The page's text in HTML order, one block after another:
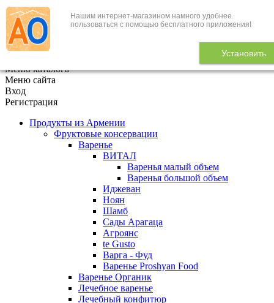
Нашим интернет-магазином намного удобнее
пользоваться с помощью бесплатного приложения!
Установить
+7 (495) 646-888-1
В корзине 0
Меню каталога
Меню сайта
Вход
Регистрация
Продукты из Армении
Фруктовые консервации
Варенье
ВИТАЛ
Варенья малый объем
Варенья большой объем
Иджеван
Ноян
Шамб
Сады Арагаца
Агроянс
te Gusto
Варга - Фуд
Варенье Proshyan Food
Варенье Органик
Лечебное варенье
Лечебный конфитюр